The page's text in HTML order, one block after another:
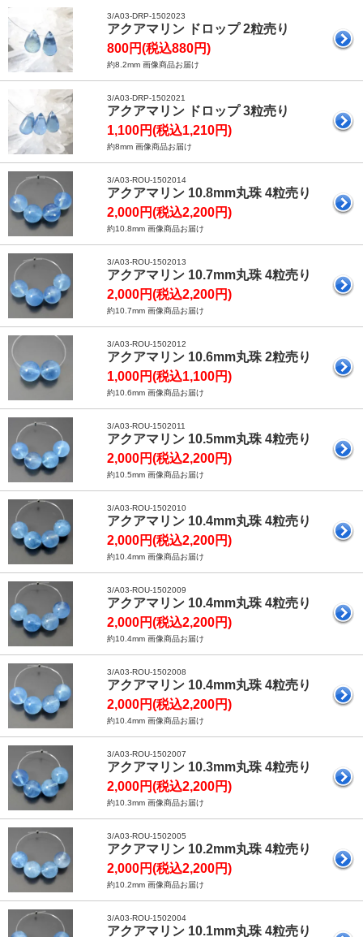
3/A03-DRP-1502023
アクアマリン ドロップ 2粒売り
800円(税込880円)
約8.2mm 画像商品お届け
3/A03-DRP-1502021
アクアマリン ドロップ 3粒売り
1,100円(税込1,210円)
約8mm 画像商品お届け
3/A03-ROU-1502014
アクアマリン 10.8mm丸珠 4粒売り
2,000円(税込2,200円)
約10.8mm 画像商品お届け
3/A03-ROU-1502013
アクアマリン 10.7mm丸珠 4粒売り
2,000円(税込2,200円)
約10.7mm 画像商品お届け
3/A03-ROU-1502012
アクアマリン 10.6mm丸珠 2粒売り
1,000円(税込1,100円)
約10.6mm 画像商品お届け
3/A03-ROU-1502011
アクアマリン 10.5mm丸珠 4粒売り
2,000円(税込2,200円)
約10.5mm 画像商品お届け
3/A03-ROU-1502010
アクアマリン 10.4mm丸珠 4粒売り
2,000円(税込2,200円)
約10.4mm 画像商品お届け
3/A03-ROU-1502009
アクアマリン 10.4mm丸珠 4粒売り
2,000円(税込2,200円)
約10.4mm 画像商品お届け
3/A03-ROU-1502008
アクアマリン 10.4mm丸珠 4粒売り
2,000円(税込2,200円)
約10.4mm 画像商品お届け
3/A03-ROU-1502007
アクアマリン 10.3mm丸珠 4粒売り
2,000円(税込2,200円)
約10.3mm 画像商品お届け
3/A03-ROU-1502005
アクアマリン 10.2mm丸珠 4粒売り
2,000円(税込2,200円)
約10.2mm 画像商品お届け
3/A03-ROU-1502004
アクアマリン 10.1mm丸珠 4粒売り